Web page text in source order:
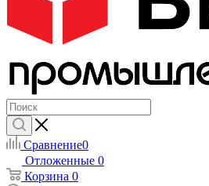
Сравнение0
Отложенные 0
Корзина 0